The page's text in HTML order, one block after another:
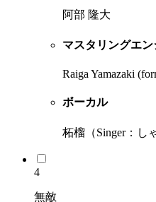
阿部 隆大
マスタリングエン
Raiga Yamazaki
ボーカル
柘榴（Singer：し
4
無敵